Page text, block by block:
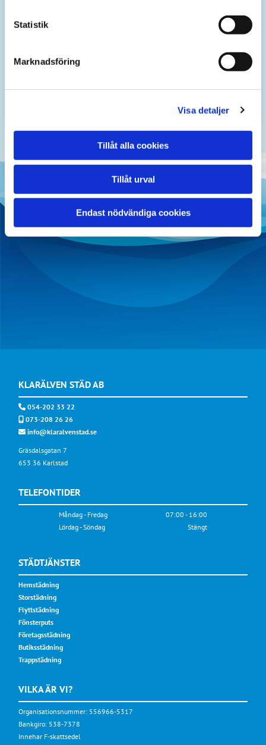
Statistik
Marknadsföring
Visa detaljer
Tillåt alla cookies
Tillåt urval
Endast nödvändiga cookies
KLARÄLVEN STÄD AB
 054-202 33 22
 073-208 26 26
 info@klaralvenstad.se
Gräsdalsgatan 7
653 36 Karlstad
TELEFONTIDER
Måndag - Fredag
07:00 - 16:00
Lördag - Söndag
Stängt
STÄDTJÄNSTER
Hemstädning
Storstädning
Flyttstädning
Fönsterputs
Företagsstädning
Butiksstädning
Trappstädning
VILKA ÄR VI?
Organisationsnummer: 556966-5317
Bankgiro: 538-7378
Innehar F-skattsedel